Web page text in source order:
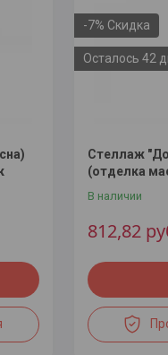
-7%
Осталось 42
Стеллаж
(отделка
В наличии
812,82